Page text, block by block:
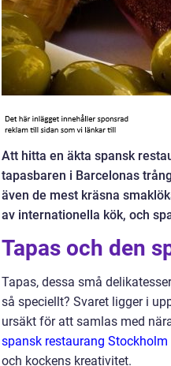
Att hitta en äkta spansk
tapasbaren i Barcelonas
även de mest kräsna
av internationella kök, och
Tapas och den
Tapas, dessa små
så speciellt? Svaret ligger i
ursäkt för att samlas med
spansk restaurang Stockholm
och kockens kreativitet.